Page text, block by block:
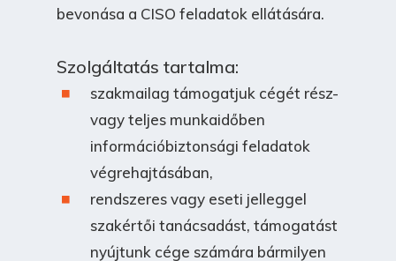
bevonása a CISO feladatok ellátására.
Szolgáltatás tartalma:
szakmailag támogatjuk cégét rész-
vagy teljes munkaidőben
információbiztonsági feladatok
végrehajtásában,
rendszeres vagy eseti jelleggel
szakértői tanácsadást, támogatást
nyújtunk cége számára bármilyen